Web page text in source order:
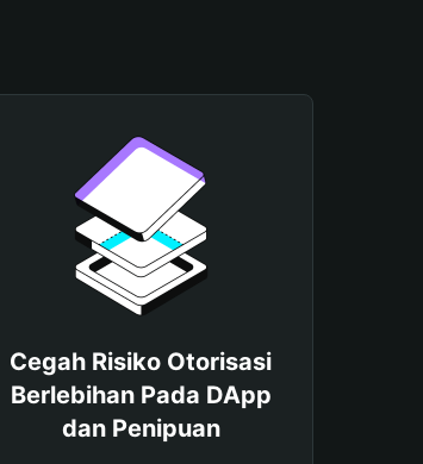
Cegah Risiko Otorisasi
Berlebihan Pada DApp
dan Penipuan